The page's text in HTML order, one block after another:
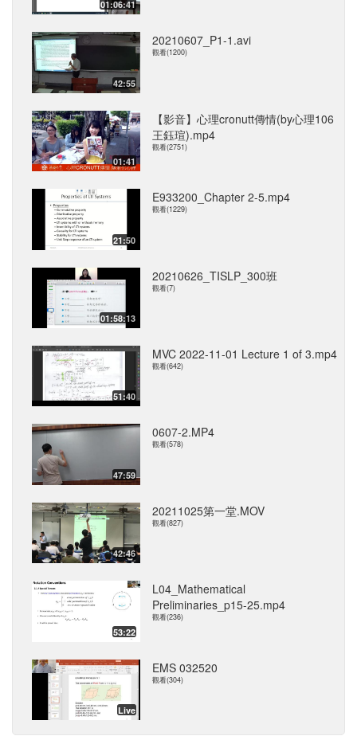
01:06:41
42:55
20210607_P1-1.avi
觀看(1200)
01:41
【影音】心理cronutt傳情(by心理106
王鈺瑄).mp4
觀看(2751)
21:50
E933200_Chapter 2-5.mp4
觀看(1229)
01:58:13
20210626_TISLP_300班
觀看(7)
51:40
MVC 2022-11-01 Lecture 1 of 3.mp4
觀看(642)
47:59
0607-2.MP4
觀看(578)
42:46
20211025第一堂.MOV
觀看(827)
53:22
L04_Mathematical
Preliminaries_p15-25.mp4
觀看(236)
Live
EMS 032520
觀看(304)